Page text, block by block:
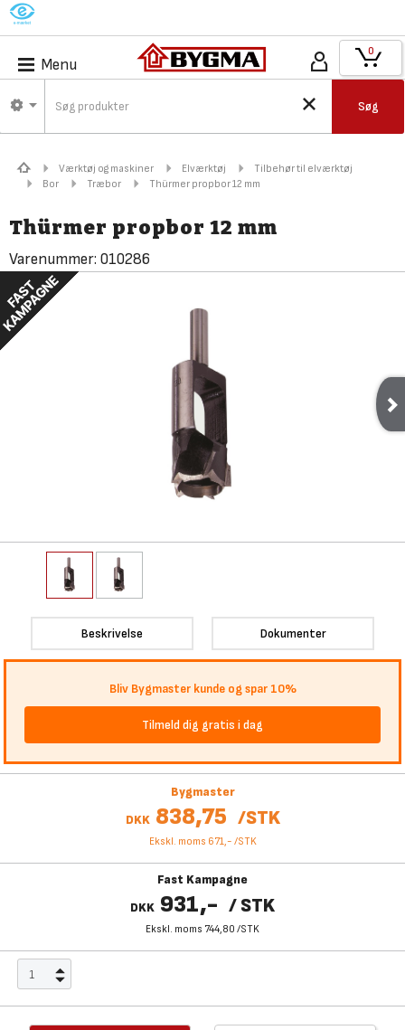
M
Menu
Søg
0
Værktøj og maskiner Elværktøj
Tilbehør til elværktøj
Bor
Træbor Thürmer propbor 12 mm
Thürmer propbor 12 mm
Varenummer: 010286
Beskrivelse Dokumenter
Bliv Bygmaster kunde og spar 10%
Tilmeld dig gratis i dag
Bygmaster
DKK 838,75 /STK
Ekskl. moms 671,- /STK
Fast Kampagne
DKK 931,- /STK
Ekskl. moms 744,80 /STK